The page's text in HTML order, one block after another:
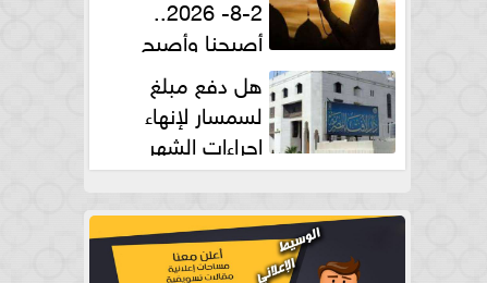
2-8- 2026..
أصبحنا وأصبح
الملك لله والحمد للههل دفع مبلغ
لسمسار لإنهاء
إجراءات الشهر
العقارى حلال؟.. أمين الفتوى يجيب